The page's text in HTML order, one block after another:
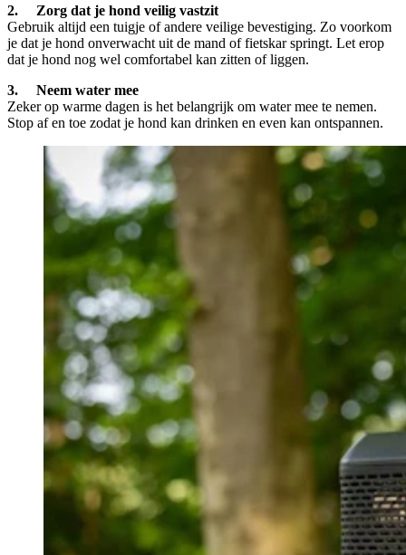
2. Zorg dat je hond veilig vastzit
Gebruik altijd een tuigje of andere veilige bevestiging. Zo voorkom
je dat je hond onverwacht uit de mand of fietskar springt. Let erop
dat je hond nog wel comfortabel kan zitten of liggen.
3. Neem water mee
Zeker op warme dagen is het belangrijk om water mee te nemen.
Stop af en toe zodat je hond kan drinken en even kan ontspannen.